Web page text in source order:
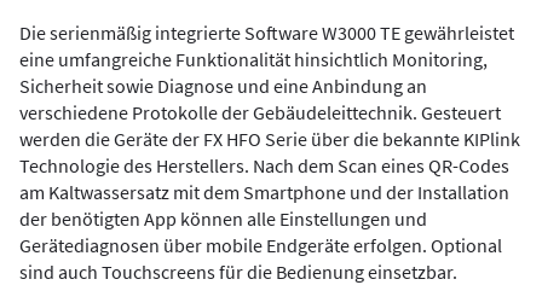
Die serienmäßig integrierte Software W3000 TE gewährleistet
eine umfangreiche Funktionalität hinsichtlich Monitoring,
Sicherheit sowie Diagnose und eine Anbindung an
verschiedene Protokolle der Gebäudeleittechnik. Gesteuert
werden die Geräte der FX HFO Serie über die bekannte KIPlink
Technologie des Herstellers. Nach dem Scan eines QR-Codes
am Kaltwassersatz mit dem Smartphone und der Installation
der benötigten App können alle Einstellungen und
Gerätediagnosen über mobile Endgeräte erfolgen. Optional
sind auch Touchscreens für die Bedienung einsetzbar.